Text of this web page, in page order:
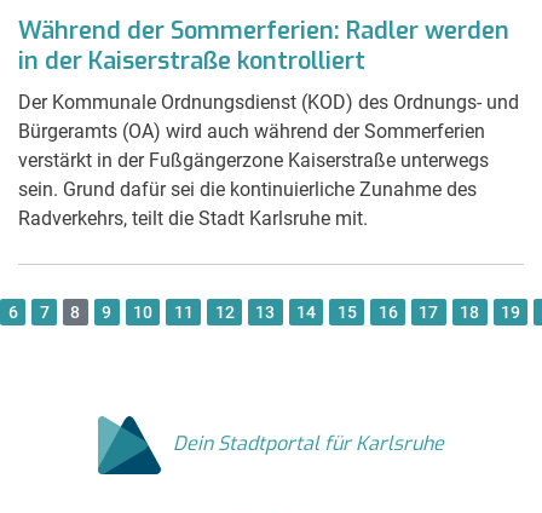
Während der Sommerferien: Radler werden
in der Kaiserstraße kontrolliert
Der Kommunale Ordnungsdienst (KOD) des Ordnungs- und
Bürgeramts (OA) wird auch während der Sommerferien
verstärkt in der Fußgängerzone Kaiserstraße unterwegs
sein. Grund dafür sei die kontinuierliche Zunahme des
Radverkehrs, teilt die Stadt Karlsruhe mit.
6 7 8 9 10 11 12 13 14 15 16 17 18 19
Dein Stadtportal für Karlsruhe